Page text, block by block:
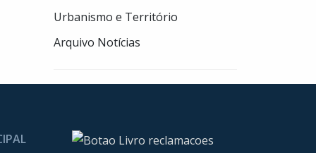
Urbanismo e Território
Arquivo Notícias